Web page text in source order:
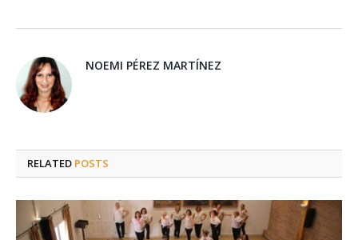
NOEMI PÉREZ MARTÍNEZ
RELATED POSTS